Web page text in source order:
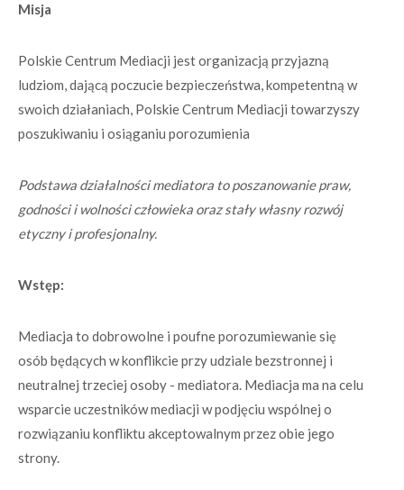
Misja
Polskie Centrum Mediacji jest organizacją przyjazną
ludziom, dającą poczucie bezpieczeństwa, kompetentną w
swoich działaniach, Polskie Centrum Mediacji towarzyszy
poszukiwaniu i osiąganiu porozumienia
Podstawa działalności mediatora to poszanowanie praw,
godności i wolności człowieka oraz stały własny rozwój
etyczny i profesjonalny.
Wstęp:
Mediacja to dobrowolne i poufne porozumiewanie się
osób będących w konflikcie przy udziale bezstronnej i
neutralnej trzeciej osoby - mediatora. Mediacja ma na celu
wsparcie uczestników mediacji w podjęciu wspólnej o
rozwiązaniu konfliktu akceptowalnym przez obie jego
strony.